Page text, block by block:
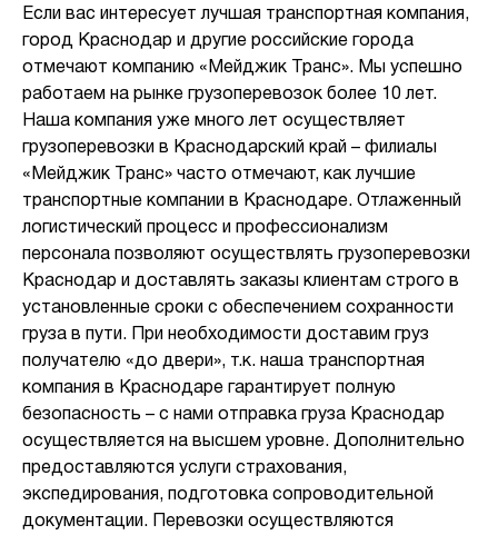
Если вас интересует лучшая транспортная компания,
город Краснодар и другие российские города
отмечают компанию «Мейджик Транс». Мы успешно
работаем на рынке грузоперевозок более 10 лет.
Наша компания уже много лет осуществляет
грузоперевозки в Краснодарский край – филиалы
«Мейджик Транс» часто отмечают, как лучшие
транспортные компании в Краснодаре. Отлаженный
логистический процесс и профессионализм
персонала позволяют осуществлять грузоперевозки
Краснодар и доставлять заказы клиентам строго в
установленные сроки с обеспечением сохранности
груза в пути. При необходимости доставим груз
получателю «до двери», т.к. наша транспортная
компания в Краснодаре гарантирует полную
безопасность – с нами отправка груза Краснодар
осуществляется на высшем уровне. Дополнительно
предоставляются услуги страхования,
экспедирования, подготовка сопроводительной
документации. Перевозки осуществляются